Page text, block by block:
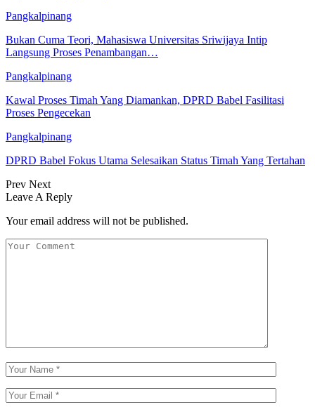
Pangkalpinang
Bukan Cuma Teori, Mahasiswa Universitas Sriwijaya Intip
Langsung Proses Penambangan…
Pangkalpinang
Kawal Proses Timah Yang Diamankan, DPRD Babel Fasilitasi
Proses Pengecekan
Pangkalpinang
DPRD Babel Fokus Utama Selesaikan Status Timah Yang Tertahan
Prev Next
Leave A Reply
Your email address will not be published.